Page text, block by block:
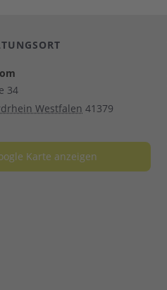
34
Westfalen 41379
Karte anzeigen